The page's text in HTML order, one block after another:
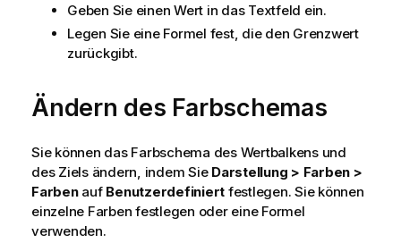
Geben Sie einen Wert in das Textfeld ein.
Legen Sie eine Formel fest, die den Grenzwert
zurückgibt.
Ändern des Farbschemas
Sie können das Farbschema des Wertbalkens und
des Ziels ändern, indem Sie Darstellung > Farben >
Farbenauf Benutzerdefiniert festlegen. Sie können
einzelne Farben festlegen oder eine Formel
verwenden.